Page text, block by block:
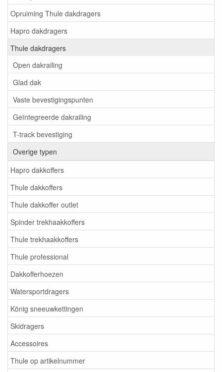
Opruiming Thule dakdragers
Hapro dakdragers
Thule dakdragers
Open dakrailing
Glad dak
Vaste bevestigingspunten
Geïntegreerde dakrailing
T-track bevestiging
Overige typen
Hapro dakkoffers
Thule dakkoffers
Thule dakkoffer outlet
Spinder trekhaakkoffers
Thule trekhaakkoffers
Thule professional
Dakkofferhoezen
Watersportdragers
König sneeuwkettingen
Skidragers
Accessoires
Thule op artikelnummer